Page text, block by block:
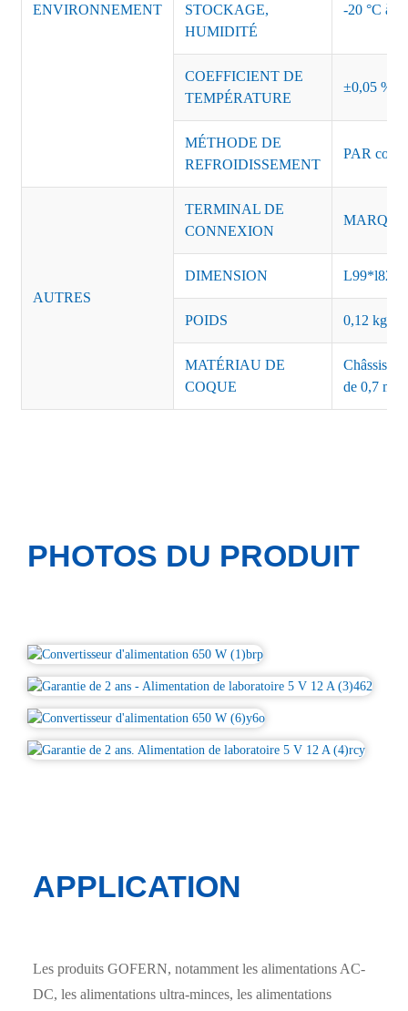
ENVIRONNEMENT
STOCKAGE,
HUMIDITÉ
-20 °C à
COEFFICIENT DE
TEMPÉRATURE
±0,05 %/
MÉTHODE DE
REFROIDISSEMENT
PAR
AUTRES
TERMINAL DE
CONNEXION
DIMENSION
POIDS 0,12 kg,
MATÉRIAU DE
COQUE
Châssis :
de 0,7 mm
PHOTOS DU PRODUIT
APPLICATION
Les produits GOFERN, notamment les alimentations AC-
DC, les alimentations ultra-minces, les alimentations